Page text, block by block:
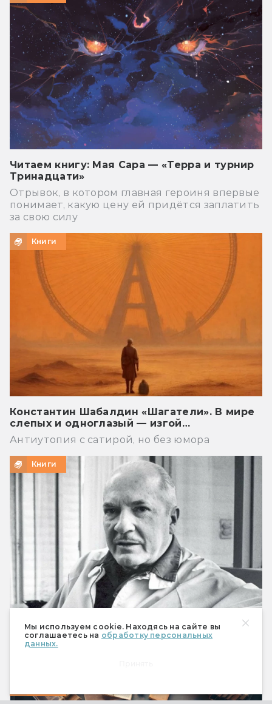
Мы используем cookie. Находясь на сайте вы
соглашаетесь на обработку персональных
данных.
Читаем книгу: Мая Сара — «Терра и турнир
Тринадцати»
Отрывок, в котором главная героиня впервые
понимает, какую цену ей придётся заплатить
за свою силу
Книги
Константин Шабалдин «Шагатели». В мире
слепых и одноглазый — изгой…
Антиутопия с сатирой, но без юмора
Книги
Что предсказал Роберт Хайнлайн
Мобильный телефон, робот-пылесос и Илон